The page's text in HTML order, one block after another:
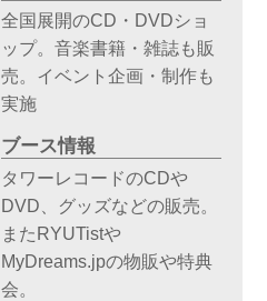
全国展開のCD・DVDショ
ップ。音楽書籍・雑誌も販
売。イベント企画・制作も
実施
ブース情報
タワーレコードのCDや
DVD、グッズなどの販売。
またRYUTistや
MyDreams.jpの物販や特典
会。